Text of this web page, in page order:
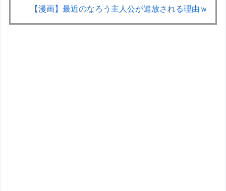
【漫画】最近のなろう主人公が追放される理由ｗ
ｗｗ